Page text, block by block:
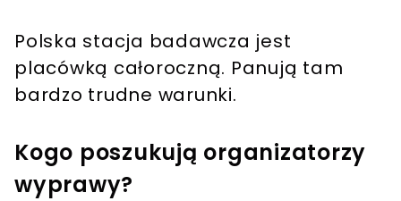
Polska stacja badawcza jest
placówką całoroczną. Panują tam
bardzo trudne warunki.
Kogo poszukują organizatorzy
wyprawy?